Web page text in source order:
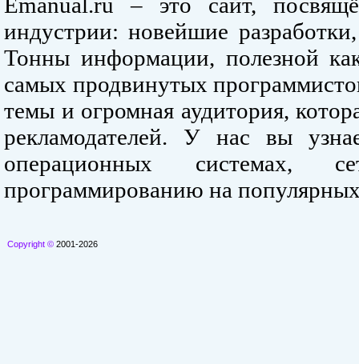
индустрии: новейшие
Тонны информации, полезной
самых продвинутых
темы и огромная аудитория,
рекламодателей. У нас вы
операционных системах,
программированию на
Copyright © 2001-2026